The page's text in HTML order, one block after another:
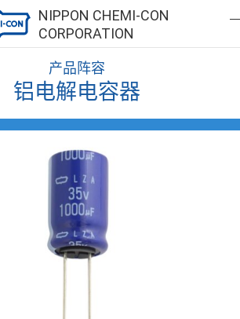
NIPPON CHEMI-CON
CORPORATION
产品阵容
铝电解电容器